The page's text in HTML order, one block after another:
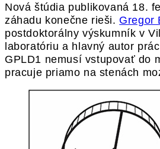
Nová štúdia publikovaná 18.
záhadu konečne rieši. Gregor
postdoktorálny výskumník v
laboratóriu a hlavný autor
GPLD1 nemusí vstupovať do
pracuje priamo na stenách